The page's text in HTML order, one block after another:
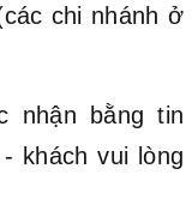
chi nhánh ở
nhận bằng tin
khách vui lòng